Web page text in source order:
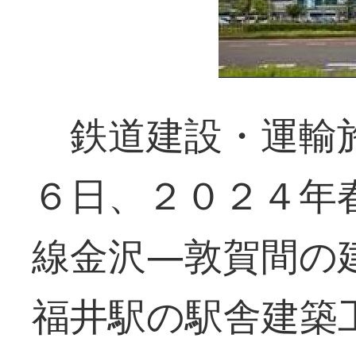
鉄道建設・運輸
６日、２０２４
線金沢―敦賀間の
福井駅の駅舎建